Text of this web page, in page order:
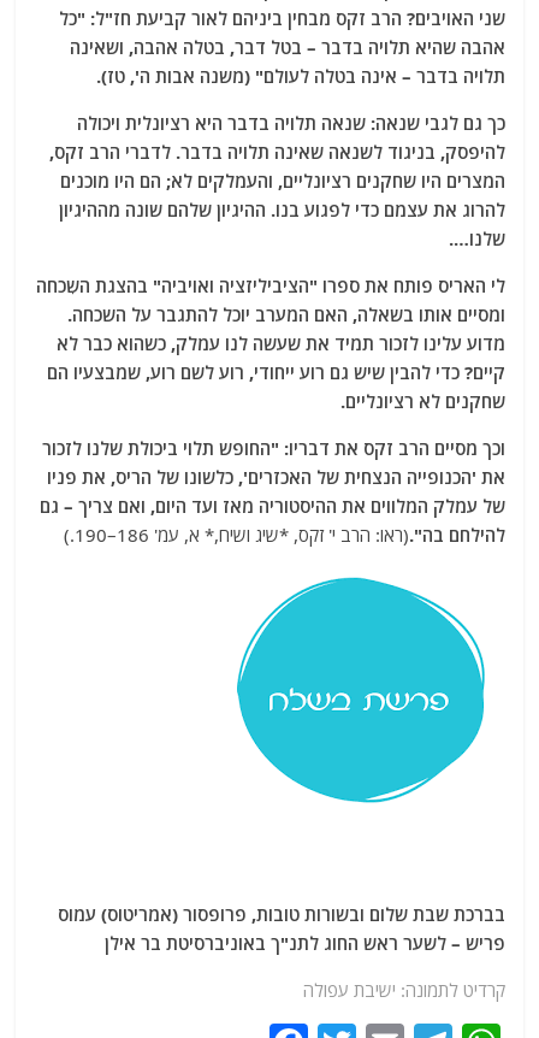
שני האויבים? הרב זקס מבחין ביניהם לאור קביעת חז"ל: "כל
אהבה שהיא תלויה בדבר – בטל דבר, בטלה אהבה, ושאינה
תלויה בדבר – אינה בטלה לעולם" (משנה אבות ה', טז).
כך גם לגבי שנאה: שנאה תלויה בדבר היא רציונלית ויכולה
להיפסק, בניגוד לשנאה שאינה תלויה בדבר. לדברי הרב זקס,
המצרים היו שחקנים רציונליים, והעמלקים לא; הם היו מוכנים
להרוג את עצמם כדי לפגוע בנו. ההיגיון שלהם שונה מההיגיון
שלנו….
לי האריס פותח את ספרו "הציביליזציה ואויביה" בהצגת השִכחה
ומסיים אותו בשאלה, האם המערב יוכל להתגבר על השכחה.
מדוע עלינו לזכור תמיד את שעשה לנו עמלק, כשהוא כבר לא
קיים? כדי להבין שיש גם רוע ייחודי, רוע לשם רוע, שמבצעיו הם
שחקנים לא רציונליים.
וכך מסיים הרב זקס את דבריו: "החופש תלוי ביכולת שלנו לזכור
את 'הכנופייה הנצחית של האכזרים', כלשונו של הריס, את פניו
של עמלק המלווים את ההיסטוריה מאז ועד היום, ואם צריך – גם
להילחם בה".(ראו: הרב י' זקס, *שיג ושיח,* א, עמ' 186–190.)
בברכת שבת שלום ובשורות טובות, פרופסור (אמריטוס) עמוס
פריש – לשער ראש החוג לתנ"ך באוניברסיטת בר אילן
קרדיט לתמונה: ישיבת עפולה